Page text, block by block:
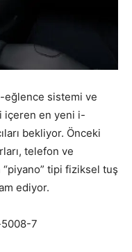
eğlence sistemi ve
içeren en yeni i-
bekliyor. Önceki
telefon ve
tipi fiziksel tuş
ediyor.